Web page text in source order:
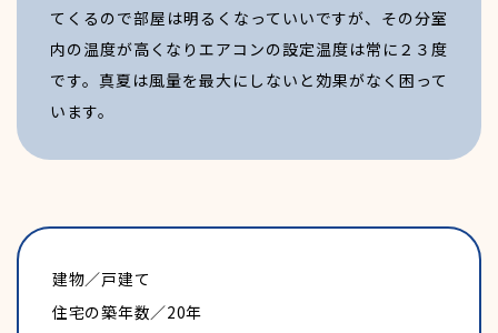
先輩の声
営業職
技術職
てくるので部屋は明るくなっていいですが、その分室
内の温度が高くなりエアコンの設定温度は常に２３度
です。真夏は風量を最大にしないと効果がなく困って
います。
建物／戸建て
住宅の築年数／20年